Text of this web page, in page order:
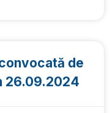
de
26.09.2024